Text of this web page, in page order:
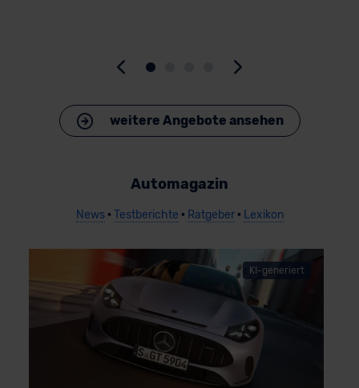
weitere Angebote ansehen
Automagazin
News• Testberichte • Ratgeber• Lexikon
KI-generiert